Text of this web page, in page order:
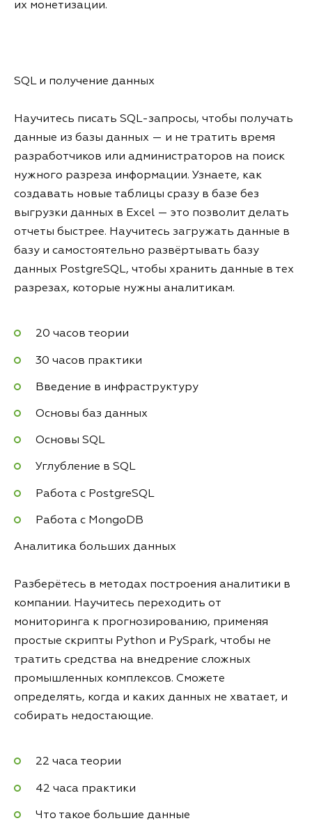
их монетизации.
SQL и получение данных
Научитесь писать SQL-запросы, чтобы получать
данные из базы данных — и не тратить время
разработчиков или администраторов на поиск
нужного разреза информации. Узнаете, как
создавать новые таблицы сразу в базе без
выгрузки данных в Excel — это позволит делать
отчеты быстрее. Научитесь загружать данные в
базу и самостоятельно развёртывать базу
данных PostgreSQL, чтобы хранить данные в тех
разрезах, которые нужны аналитикам.
20 часов теории
30 часов практики
Введение в инфраструктуру
Основы баз данных
Основы SQL
Углубление в SQL
Работа с PostgreSQL
Работа с MongoDB
Аналитика больших данных
Разберётесь в методах построения аналитики в
компании. Научитесь переходить от
мониторинга к прогнозированию, применяя
простые скрипты Python и PySpark, чтобы не
тратить средства на внедрение сложных
промышленных комплексов. Сможете
определять, когда и каких данных не хватает, и
собирать недостающие.
22 часа теории
42 часа практики
Что такое большие данные